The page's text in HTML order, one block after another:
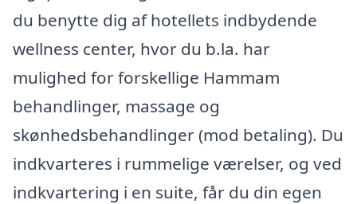
du benytte dig af hotellets indbydende
wellness center, hvor du b.la. har
mulighed for forskellige Hammam
behandlinger, massage og
skønhedsbehandlinger (mod betaling). Du
indkvarteres i rummelige værelser, og ved
indkvartering i en suite, får du din egen